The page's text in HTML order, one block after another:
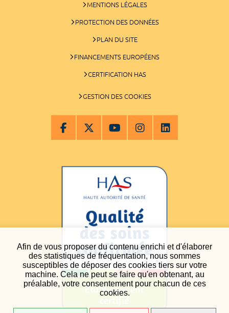
Afin de vous proposer du contenu enrichi et d'élaborer
des statistiques de fréquentation, nous sommes
susceptibles de déposer des cookies tiers sur votre
machine. Cela ne peut se faire qu'en obtenant, au
préalable, votre consentement pour chacun de ces
cookies.
MENTIONS LÉGALES
PROTECTION DES DONNÉES
PLAN DU SITE
FINANCEMENTS EUROPÉENS
CERTIFICATION HAS
GESTION DES COOKIES